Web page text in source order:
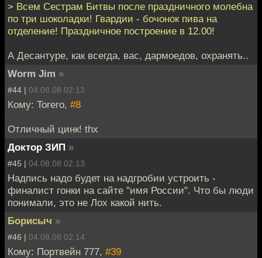
> Всем Сестрам Битвы после праздничного молебна
по три шоколадки! Гвардии - бочонок пива на
отделение! Праздничное построение в 12.00!
А Десантуре, как всегда, вас, дармоедов, охранять..
Worm Jim »
#44 | 04.08.08 02:13
Кому: Torero, #8
Отличный цинк! thx
Доктор ЗИП »
#45 | 04.08.08 02:13
Надпись надо будет на надгробии устроить -
финалист гонки на сайте "имя России". Что бы люди
понимали, это не Лох какой нить.
Борисыч »
#46 | 04.08.08 02:14
Кому: Портвейн 777, #39